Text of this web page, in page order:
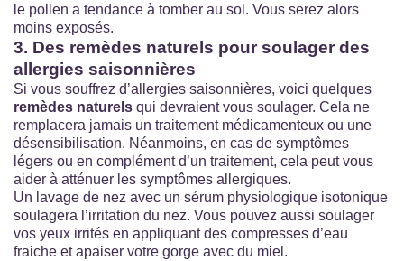
le pollen a tendance à tomber au sol. Vous serez alors
moins exposés.
3. Des remèdes naturels pour soulager des
allergies saisonnières
Si vous souffrez d’allergies saisonnières, voici quelques
remèdes naturels qui devraient vous soulager. Cela ne
remplacera jamais un traitement médicamenteux ou une
désensibilisation. Néanmoins, en cas de symptômes
légers ou en complément d’un traitement, cela peut vous
aider à atténuer les symptômes allergiques.
Un lavage de nez avec un sérum physiologique isotonique
soulagera l’irritation du nez. Vous pouvez aussi soulager
vos yeux irrités en appliquant des compresses d’eau
fraiche et apaiser votre gorge avec du miel.